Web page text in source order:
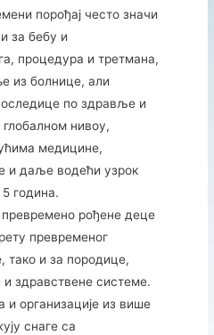
порођај често значи
за бебу и
процедура и третмана,
из болнице, али
по здравље и
нивоу,
медицине,
и даље водећи узрок
година.
рођене деце
превременог
тако и за породице,
здравствене системе.
и организације из више
снаге са